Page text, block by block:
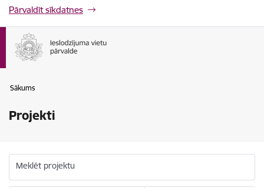
Pārvaldīt sīkdatnes
Sākums
Projekti
Meklēt projektu